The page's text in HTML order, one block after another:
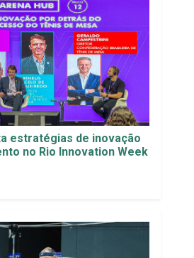
estratégias de inovação
no Rio Innovation Week